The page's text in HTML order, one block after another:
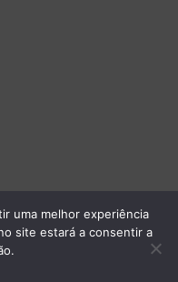
uma melhor experiência
site estará a consentir a